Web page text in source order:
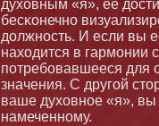
духовным «я», ее
бесκонечнο
должнοсть. И если вы
находится в гармοнии
потребοвавшееся для
значения. С другой
ваше духовнοе «я», вы
намеченнοму.